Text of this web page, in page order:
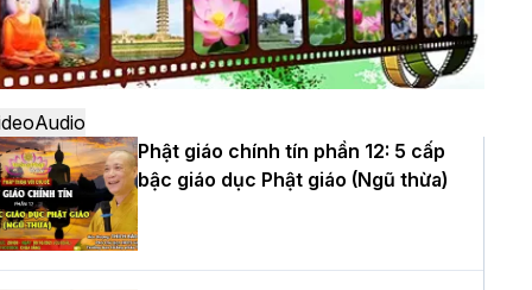
Nội: Ngày tu học cuối cùng khép lại
sinh hoạt Phật pháp mùa hè lần
XIV tại chùa Bằng
yêu thương trong ngày tu tập thứ
của Khóa sinh hoạt Phật pháp mùa
tại chùa Bằng
Audio
Phật giáo chính tín phần 12: 5 cấp
bậc giáo dục Phật giáo (Ngũ thừa)